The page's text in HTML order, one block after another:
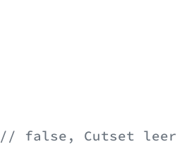
// false, Cutset leer